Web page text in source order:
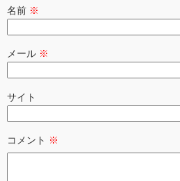
名前 ※
メール ※
サイト
コメント ※